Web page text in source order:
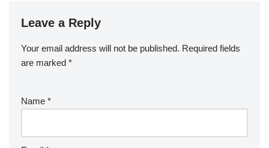
Leave a Reply
Your email address will not be published. Required fields
are marked *
Name *